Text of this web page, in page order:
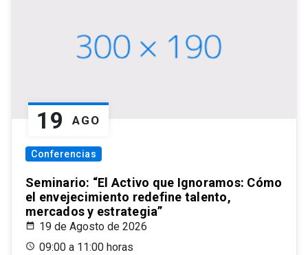
19 AGO
Conferencias
Seminario: “El Activo que Ignoramos: Cómo
el envejecimiento redefine talento,
mercados y estrategia”
19 de Agosto de 2026
09:00 a 11:00 horas